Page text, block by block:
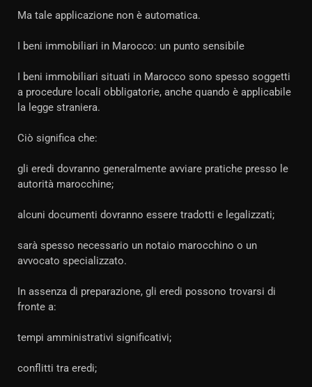
Ma tale applicazione non è automatica.
I beni immobiliari in Marocco: un punto sensibile
I beni immobiliari situati in Marocco sono spesso soggetti
a procedure locali obbligatorie, anche quando è applicabile
la legge straniera.
Ciò significa che:
gli eredi dovranno generalmente avviare pratiche presso le
autorità marocchine;
alcuni documenti dovranno essere tradotti e legalizzati;
sarà spesso necessario un notaio marocchino o un
avvocato specializzato.
In assenza di preparazione, gli eredi possono trovarsi di
fronte a:
tempi amministrativi significativi;
conflitti tra eredi;